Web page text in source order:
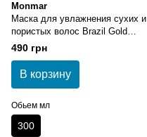
Monmar
Маска для увлажнения сухих и
пористых волос Brazil Gold
Home Care Aqua Shimmer Mask
300 мл
490 грн
В корзину
Обьем мл
300